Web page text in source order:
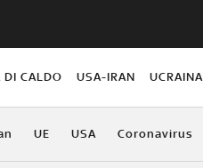
DI CALDO USA-IRAN UCRAINA
UE USA Coronavirus